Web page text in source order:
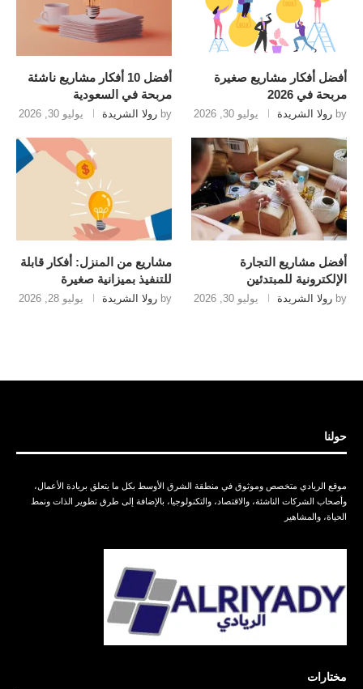
أفضل أفكار مشاريع صغيرة
مربحة في 2026
by رولا الشريدة يوليو 30, 2026
أفضل 10 أفكار مشاريع ناشئة
مربحة في السعودية
by رولا الشريدة يوليو 30, 2026
أفضل مشاريع التجارة
الإلكترونية للمبتدئين
by رولا الشريدة يوليو 30, 2026
مشاريع من المنزل: أفكار قابلة
للتنفيذ بميزانية صغيرة
by رولا الشريدة يوليو 28, 2026
حولنا
موقع الريادي متخصص وموثوق في منطقة الشرق الأوسط بكل ما يتعلق بريادة الأعمال،
وأصحاب الشركات الناشئة، والاقتصاد، والتكنولوجيا، بالإضافة إلى طرق تطوير الذات ونمط
الحياة، والمشاهير
مختارات